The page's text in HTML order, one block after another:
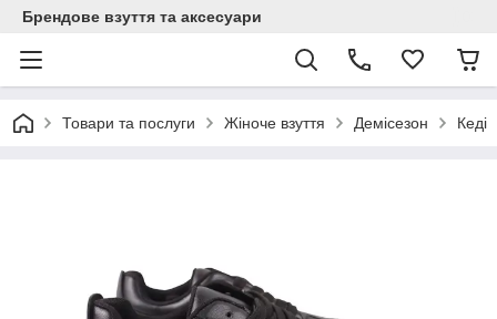
Брендове взуття та аксесуари
Товари та послуги Жіноче взуття Демісезон Кеді